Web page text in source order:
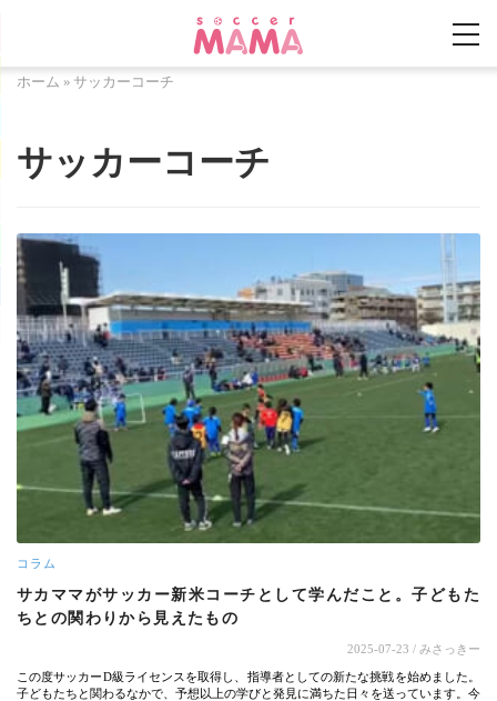
ホーム » サッカーコーチ
サッカーコーチ
コラム
サカママがサッカー新米コーチとして学んだこと。子どもた
ちとの関わりから見えたもの
2025-07-23 / みさっきー
この度サッカーD級ライセンスを取得し、指導者としての新たな挑戦を始めました。
子どもたちと関わるなかで、予想以上の学びと発見に満ちた日々を送っています。今